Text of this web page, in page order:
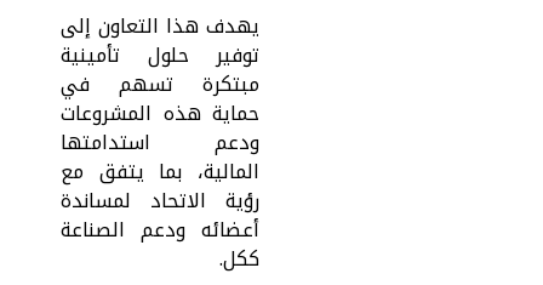
يهدف هذا التعاون إلى
توفير حلول تأمينية
مبتكرة تسهم في
حماية هذه المشروعات
ودعم استدامتها
المالية، بما يتفق مع
رؤية الاتحاد لمساندة
أعضائه ودعم الصناعة
ككل.